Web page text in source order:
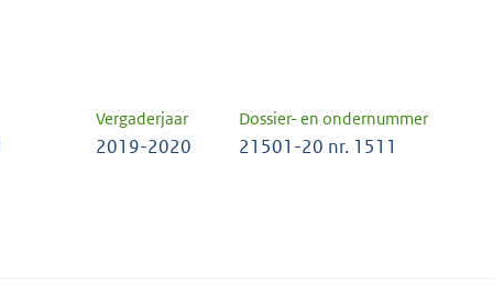
Vergaderjaar Dossier- en ondernummer
2019-2020 21501-20 nr. 1511